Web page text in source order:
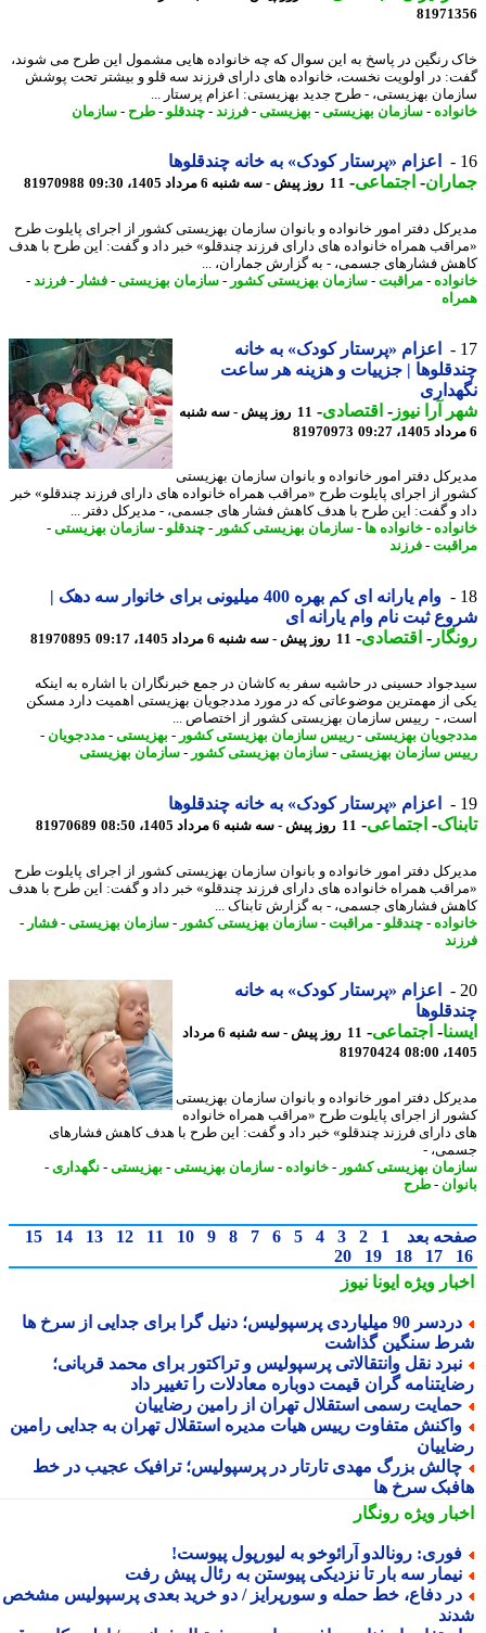
رنگین در پاسخ به این سوال که چه خانواده هایی مشمول این طرح می شوند،
در اولویت نخست، خانواده های دارای فرزند سه قلو و بیشتر تحت پوشش
بهزیستی، - طرح جدید بهزیستی: اعزام پرستار ...
- سازمان بهزیستی-بهزیستی-فرزند- چندقلو-طرح-سازمان
اعزام «پرستار کودک» به خانه چندقلوها
- اجتماعی-11 روز پیش - سه شنبه 6 مرداد 1405، 09:30 81970988
دفتر امور خانواده و بانوان سازمان بهزیستی کشور از اجرای پایلوت طرح
همراه خانواده های دارای فرزند چندقلو» خبر داد و گفت: این طرح با هدف
فشارهای جسمی، - به گزارش جماران، ...
- مراقبت -سازمان بهزیستی کشور-سازمان بهزیستی-فشار-فرزند-
اعزام «پرستار کودک» به خانه
| جزییات و هزینه هر ساعت
آرا نیوز-اقتصادی-
11 روز پیش - سه شنبه
81970973
دفتر امور خانواده و بانوان سازمان بهزیستی
از اجرای پایلوت طرح «مراقب همراه خانواده های دارای فرزند چندقلو» خبر
و گفت: این طرح با هدف کاهش فشار های جسمی، - مدیرکل دفتر ...
- خانواده ها- سازمان بهزیستی کشور-چندقلو-سازمان بهزیستی-
-فرزند
وام یارانه ای کم بهره 400 میلیونی برای خانوار سه دهک |
ثبت نام وام یارانه ای
-اقتصادی-11 روز پیش - سه شنبه 6 مرداد 1405، 09:17 81970895
حسینی در حاشیه سفر به کاشان در جمع خبرنگاران با اشاره به اینکه
از مهمترین موضوعاتی که در مورد مددجویان بهزیستی اهمیت دارد مسکن
- رییس سازمان بهزیستی کشور از اختصاص ...
بهزیستی-رییس سازمان بهزیستی کشور-بهزیستی-مددجویان-
سازمان بهزیستی-سازمان بهزیستی کشور-سازمان بهزیستی
اعزام «پرستار کودک» به خانه چندقلوها
-اجتماعی-11 روز پیش - سه شنبه 6 مرداد 1405، 08:50 81970689
دفتر امور خانواده و بانوان سازمان بهزیستی کشور از اجرای پایلوت طرح
همراه خانواده های دارای فرزند چندقلو» خبر داد و گفت: این طرح با هدف
فشارهای جسمی، - به گزارش تابناک ...
- چندقلو-مراقبت -سازمان بهزیستی کشور-سازمان بهزیستی-فشار-
اعزام «پرستار کودک» به خانه
-اجتماعی-
11 روز پیش - سه شنبه 6 مرداد
81970424
دفتر امور خانواده و بانوان سازمان بهزیستی
از اجرای پایلوت طرح «مراقب همراه خانواده
دارای فرزند چندقلو» خبر داد و گفت: این طرح با هدف کاهش فشارهای
-
بهزیستی کشور-خانواده- سازمان بهزیستی-بهزیستی-نگهداری-
- طرح
بعد 1
2
3
4
5
6
7
8
9
10
11
12
13
14
15
17
18
19
20
ویژهایونا نیوز
دردسر 90 میلیاردی پرسپولیس؛ دنیل گرا برای جدایی از سرخ ها
سنگین گذاشت
نقل وانتقالاتی پرسپولیس و تراکتور برای محمد قربانی؛
گران قیمت دوباره معادلات را تغییر داد
رسمی استقلال تهران از رامین رضاییان
متفاوت رییس هیات مدیره استقلال تهران به جدایی رامین
بزرگ مهدی تارتار در پرسپولیس؛ ترافیک عجیب در خط
سرخ ها
ویژهرونگار
رونالدو آرائوخو به لیورپول پیوست!
سه بار تا نزدیکی پیوستن به رئال پیش رفت
دفاع، خط حمله و سورپرایز / دو خرید بعدی پرسپولیس مشخص